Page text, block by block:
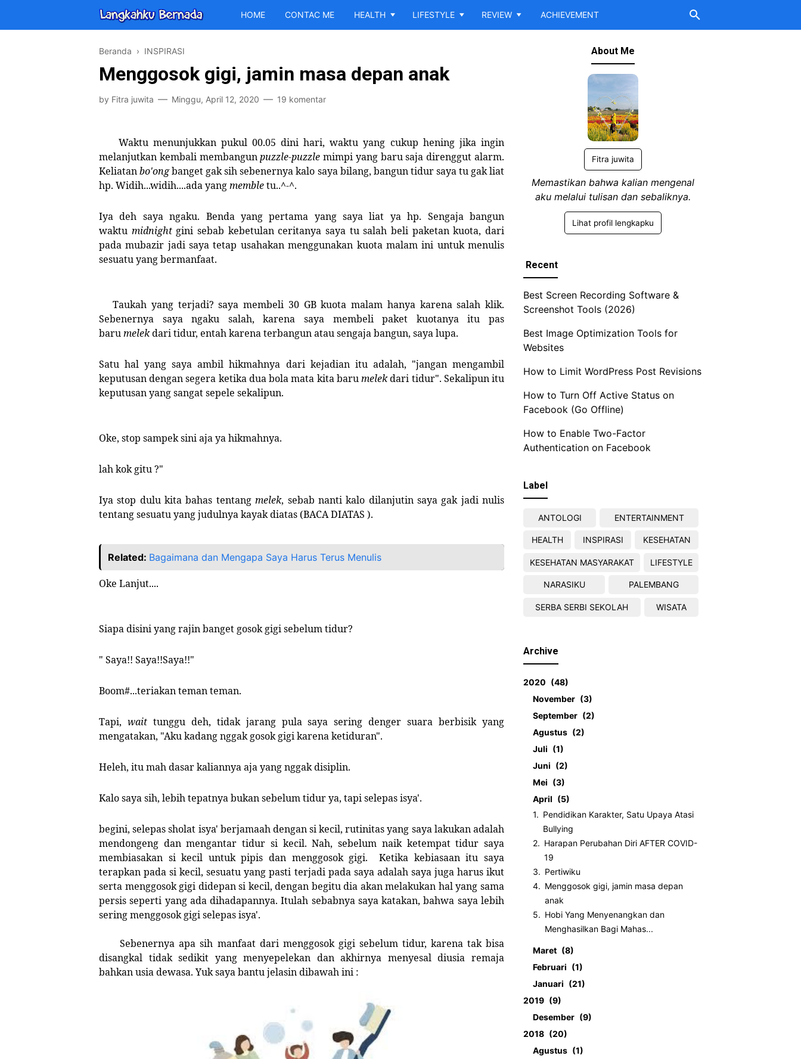
HOME CONTAC ME HEALTH LIFESTYLE REVIEW ACHIEVEMENT
Beranda › INSPIRASI
Menggosok gigi, jamin masa depan anak
by Fitra juwita Minggu, April 12, 2020 19 komentar
Waktu menunjukkan pukul 00.05 dini hari, waktu yang cukup hening jika ingin
melanjutkan kembali membangunpuzzle-puzzle mimpi yang baru saja direnggut alarm.
Keliatanbo'ongbanget gak sih sebenernya kalo saya bilang, bangun tidur saya tu gak liat
hp. Widih...widih....ada yangmembletu..^-^.
Iya deh saya ngaku. Benda yang pertama yang saya liat ya hp. Sengaja bangun
waktu midnight gini sebab kebetulan ceritanya saya tu salah beli paketan kuota, dari
pada mubazir jadi saya tetap usahakan menggunakan kuota malam ini untuk menulis
sesuatu yang bermanfaat.
Taukah yang terjadi? saya membeli 30 GB kuota malam hanya karena salah klik.
Sebenernya saya ngaku salah, karena saya membeli paket kuotanya itu pas
barumelekdari tidur, entah karena terbangun atau sengaja bangun, saya lupa.
Satu hal yang saya ambil hikmahnya dari kejadian itu adalah, "jangan mengambil
keputusan dengan segera ketika dua bola mata kita barumelekdari tidur". Sekalipun itu
keputusan yang sangat sepele sekalipun.
Oke, stop sampek sini aja ya hikmahnya.
lah kok gitu ?"
Iya stop dulu kita bahas tentangmelek, sebab nanti kalo dilanjutin saya gak jadi nulis
tentang sesuatu yang judulnya kayak diatas (BACA DIATAS ).
Related: Bagaimana dan Mengapa Saya Harus Terus Menulis
Oke Lanjut....
Siapa disini yang rajin banget gosok gigi sebelum tidur?
" Saya!! Saya!!Saya!!"
Boom#...teriakan teman teman.
Tapi, wait tunggu deh, tidak jarang pula saya sering denger suara berbisik yang
mengatakan, "Aku kadang nggak gosok gigi karena ketiduran".
Heleh, itu mah dasar kaliannya aja yang nggak disiplin.
Kalo saya sih, lebih tepatnya bukan sebelum tidur ya, tapi selepas isya'.
begini, selepas sholat isya' berjamaah dengan si kecil, rutinitas yang saya lakukan adalah
mendongeng dan mengantar tidur si kecil. Nah, sebelum naik ketempat tidur saya
membiasakan si kecil untuk pipis dan menggosok gigi. Ketika kebiasaan itu saya
terapkan pada si kecil, sesuatu yang pasti terjadi pada saya adalah saya juga harus ikut
serta menggosok gigi didepan si kecil, dengan begitu dia akan melakukan hal yang sama
persis seperti yang ada dihadapannya. Itulah sebabnya saya katakan, bahwa saya lebih
sering menggosok gigi selepas isya'.
Sebenernya apa sih manfaat dari menggosok gigi sebelum tidur, karena tak bisa
disangkal tidak sedikit yang menyepelekan dan akhirnya menyesal diusia remaja
bahkan usia dewasa. Yuk saya bantu jelasin dibawah ini :
About Me
Fitra juwita
Memastikan bahwa kalian mengenal
aku melalui tulisan dan sebaliknya.
Lihat profil lengkapku
Recent
Best Screen Recording Software &
Screenshot Tools (2026)
Best Image Optimization Tools for
Websites
How to Limit WordPress Post Revisions
How to Turn Off Active Status on
Facebook (Go Offline)
How to Enable Two-Factor
Authentication on Facebook
Label
ANTOLOGI ENTERTAINMENT
HEALTH INSPIRASI KESEHATAN
KESEHATAN MASYARAKAT LIFESTYLE
NARASIKU PALEMBANG
SERBA SERBI SEKOLAH WISATA
Archive
2020
48
November
3
September
2
Agustus
2
Juli
1
Juni
2
Mei
3
April
5
Pendidikan Karakter, Satu Upaya Atasi
Bullying
Harapan Perubahan Diri AFTER COVID-
19
Pertiwiku
Menggosok gigi, jamin masa depan
anak
Hobi Yang Menyenangkan dan
Menghasilkan Bagi Mahas...
Maret
8
Februari
1
Januari
21
2019
9
Desember
9
2018
20
Agustus
1